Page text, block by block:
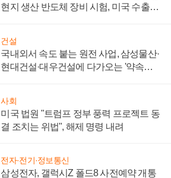
현지 생산 반도체 장비 시험, 미국 수출통
건설
국내외서 속도 붙는 원전 사업, 삼성물산·
현대건설·대우건설에 다가오는 '약속의
사회
미국 법원 "트럼프 정부 풍력 프로젝트 동
결 조치는 위법", 해제 명령 내려
전자·전기·정보통신
삼성전자, 갤럭시Z 폴드8 사전예약 개통